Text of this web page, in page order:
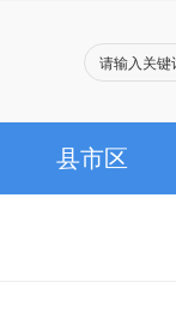
县市区